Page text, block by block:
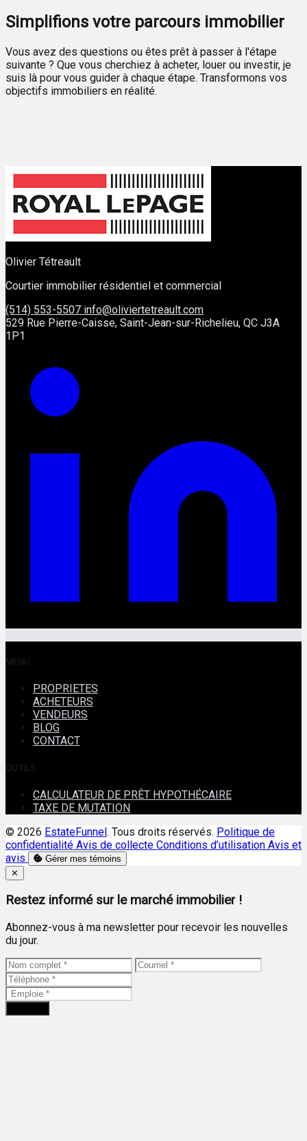
Simplifions votre parcours immobilier
Vous avez des questions ou êtes prêt à passer à l'étape
suivante ? Que vous cherchiez à acheter, louer ou investir, je
suis là pour vous guider à chaque étape. Transformons vos
objectifs immobiliers en réalité.
Olivier Tétreault
Courtier immobilier résidentiel et commercial
(514) 553-5507 info@oliviertetreault.com
529 Rue Pierre-Caisse, Saint-Jean-sur-Richelieu, QC J3A
1P1
PROPRIETES
ACHETEURS
VENDEURS
BLOG
CONTACT
CALCULATEUR DE PRÊT HYPOTHÉCAIRE
TAXE DE MUTATION
© 2026 EstateFunnel. Tous droits réservés. Politique de
confidentialité Avis de collecte Conditions d’utilisation Avis et
avis
Gérer mes témoins
Close
✕
Restez informé sur le marché immobilier !
Abonnez-vous à ma newsletter pour recevoir les nouvelles
du jour.